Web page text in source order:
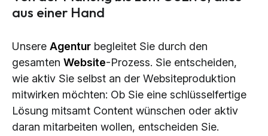
aus einer Hand
Unsere Agentur begleitet Sie durch den
gesamten Website-Prozess. Sie entscheiden,
wie aktiv Sie selbst an der Websiteproduktion
mitwirken möchten: Ob Sie eine schlüsselfertige
Lösung mitsamt Content wünschen oder aktiv
daran mitarbeiten wollen, entscheiden Sie.